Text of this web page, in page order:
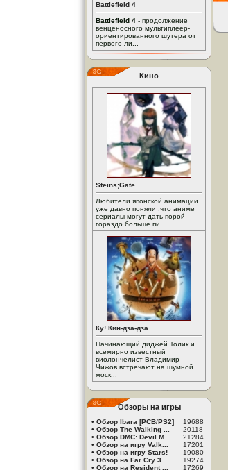
Battlefield 4
Battlefield 4 - продолжение
венценосного мультиплеер-
ориентированного шутера от
первого ли...
Кино
Steins;Gate
Любители японской анимации
уже давно поняли ,что аниме
сериалы могут дать порой
гораздо больше пи...
Ку! Кин-дза-дза
Начинающий диджей Толик и
всемирно известный
виолончелист Владимир
Чижов встречают на шумной
моск...
Обзоры на игры
• Обзор Ibara [PCB/PS2]
19688
• Обзор The Walking ...
20118
• Обзор DMC: Devil M...
21284
• Обзор на игру Valk...
17201
• Обзор на игру Stars!
19080
• Обзор на Far Cry 3
19274
• Обзор на Resident ... 17269